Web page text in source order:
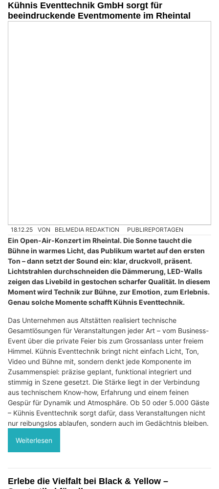
Kühnis Eventtechnik GmbH sorgt für
beeindruckende Eventmomente im Rheintal
18.12.25 VON BELMEDIA REDAKTION PUBLIREPORTAGEN
Ein Open-Air-Konzert im Rheintal. Die Sonne taucht die
Bühne in warmes Licht, das Publikum wartet auf den ersten
Ton – dann setzt der Sound ein: klar, druckvoll, präsent.
Lichtstrahlen durchschneiden die Dämmerung, LED-Walls
zeigen das Livebild in gestochen scharfer Qualität. In diesem
Moment wird Technik zur Bühne, zur Emotion, zum Erlebnis.
Genau solche Momente schafft Kühnis Eventtechnik.
Das Unternehmen aus Altstätten realisiert technische
Gesamtlösungen für Veranstaltungen jeder Art – vom Business-
Event über die private Feier bis zum Grossanlass unter freiem
Himmel. Kühnis Eventtechnik bringt nicht einfach Licht, Ton,
Video und Bühne mit, sondern denkt jede Komponente im
Zusammenspiel: präzise geplant, funktional integriert und
stimmig in Szene gesetzt. Die Stärke liegt in der Verbindung
aus technischem Know-how, Erfahrung und einem feinen
Gespür für Dynamik und Atmosphäre. Ob 50 oder 5.000 Gäste
– Kühnis Eventtechnik sorgt dafür, dass Veranstaltungen nicht
nur reibungslos ablaufen, sondern auch im Gedächtnis bleiben.
Weiterlesen
Erlebe die Vielfalt bei Black & Yellow –